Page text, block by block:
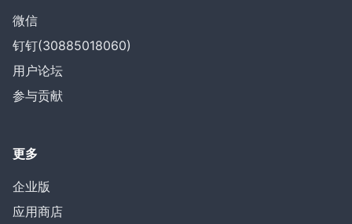
微信
钉钉(30885018060)
用户论坛
参与贡献
更多
企业版
应用商店